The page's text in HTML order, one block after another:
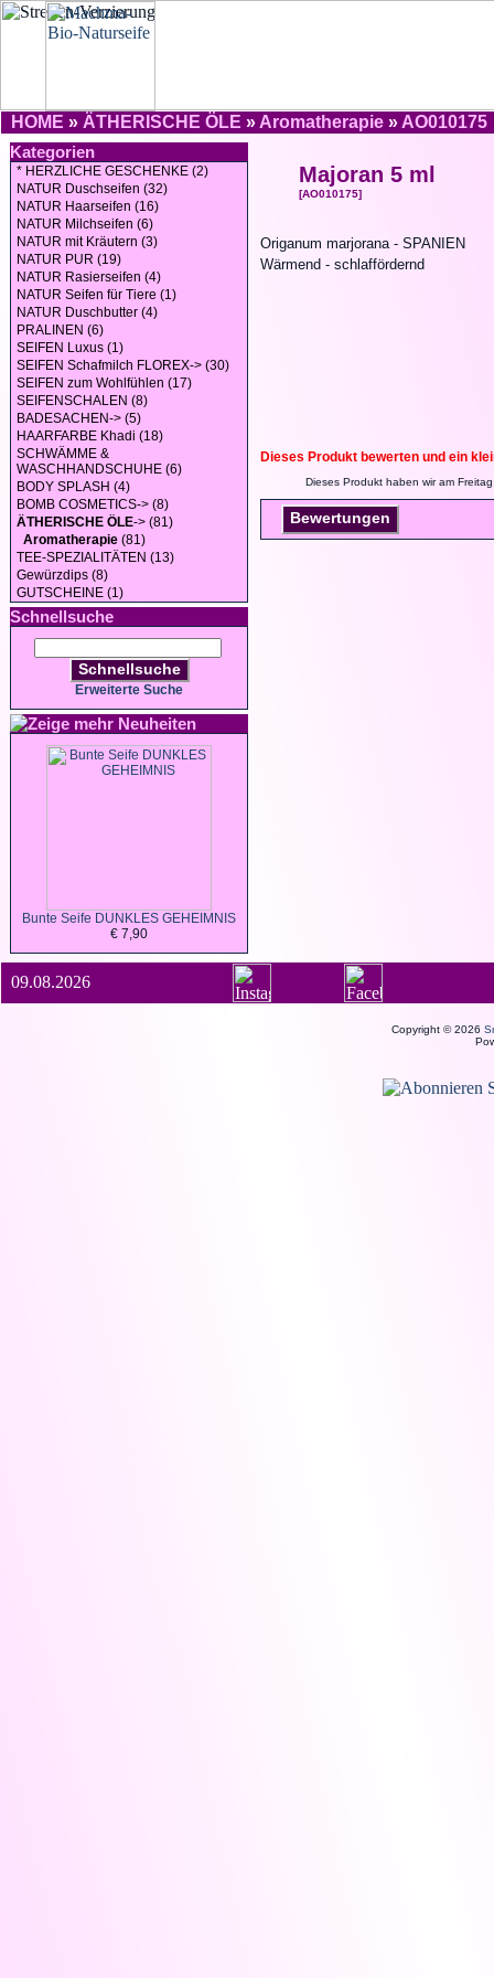
HOME » ÄTHERISCHE ÖLE » Aromatherapie » AO010175
Kategorien
* HERZLICHE GESCHENKE (2)
NATUR Duschseifen (32)
NATUR Haarseifen (16)
NATUR Milchseifen (6)
NATUR mit Kräutern (3)
NATUR PUR (19)
NATUR Rasierseifen (4)
NATUR Seifen für Tiere (1)
NATUR Duschbutter (4)
PRALINEN (6)
SEIFEN Luxus (1)
SEIFEN Schafmilch FLOREX-> (30)
SEIFEN zum Wohlfühlen (17)
SEIFENSCHALEN (8)
BADESACHEN-> (5)
HAARFARBE Khadi (18)
SCHWÄMME &
WASCHHANDSCHUHE (6)
BODY SPLASH (4)
BOMB COSMETICS-> (8)
ÄTHERISCHE ÖLE-> (81)
Aromatherapie (81)
TEE-SPEZIALITÄTEN (13)
Gewürzdips (8)
GUTSCHEINE (1)
Schnellsuche
Schnellsuche
Erweiterte Suche
Neuheiten
Bunte Seife DUNKLES GEHEIMNIS
€ 7,90
Majoran 5 ml
[AO010175]
Origanum marjorana - SPANIEN
Wärmend - schlaffördernd
Dieses Produkt bewerten und ein
Dieses Produkt haben wir am
Bewertungen
09.08.2026
Copyright © 2026